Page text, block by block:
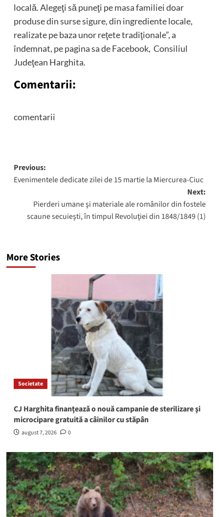
locală. Alegeţi să puneţi pe masa familiei doar
produse din surse sigure, din ingrediente locale,
realizate pe baza unor reţete tradiţionale”, a
îndemnat, pe pagina sa de Facebook, Consiliul
Judeţean Harghita.
Comentarii:
comentarii
Post
navigation
Previous:
Evenimentele dedicate zilei de 15 martie la Miercurea-Ciuc
Next:
Pierderi umane şi materiale ale românilor din fostele
scaune secuieşti, în timpul Revoluţiei din 1848/1849 (1)
More Stories
Societate
CJ Harghita finanţează o nouă campanie de sterilizare şi
microcipare gratuită a câinilor cu stăpân
august 7, 2026 0